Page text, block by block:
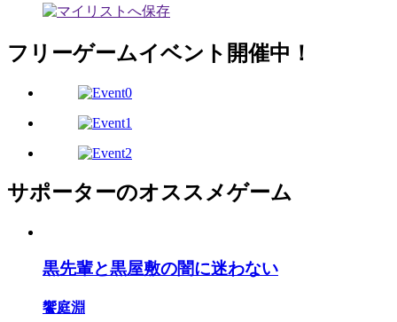
フリーゲームイベント開催中！
サポーターのオススメゲーム
黒先輩と黒屋敷の闇に迷わない
饗庭淵